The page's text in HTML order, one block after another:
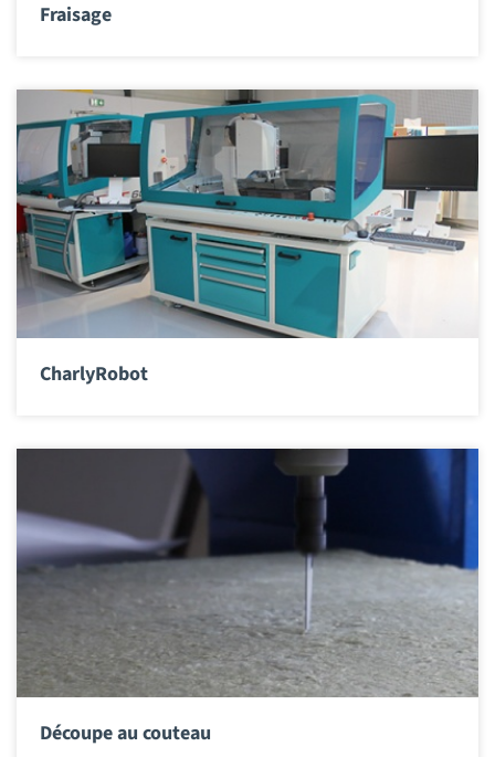
Fraisage
CharlyRobot
Découpe au couteau